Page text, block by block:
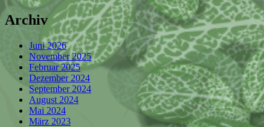
Archiv
Juni 2026
November 2025
Februar 2025
Dezember 2024
September 2024
August 2024
Mai 2024
März 2023